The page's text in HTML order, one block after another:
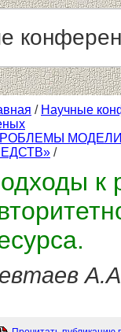
/ Научные
/
к